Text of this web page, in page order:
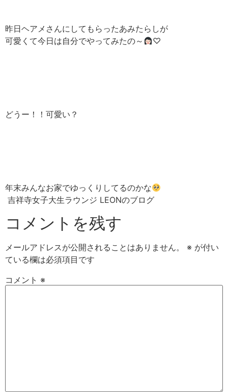
昨日ヘアメさんにしてもらったあみたらしが
可愛くて今日は自分でやってみたの～
♡
どうー！！可愛い？
年末みんなお家でゆっくりしてるのかな
吉祥寺女子大生ラウンジ LEONのブログ
コメントを残す
メールアドレスが公開されることはありません。 ※ が付い
ている欄は必須項目です
コメント ※